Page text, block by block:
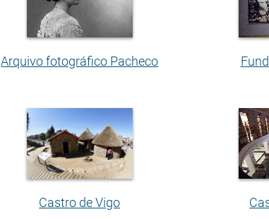
Arquivo fotográfico Pacheco
Castro de Vigo